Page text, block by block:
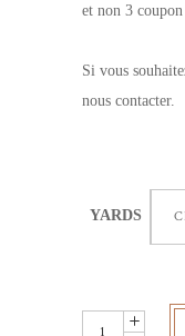
et non 3
Si vous
nous contacter.
YARDS
Wax